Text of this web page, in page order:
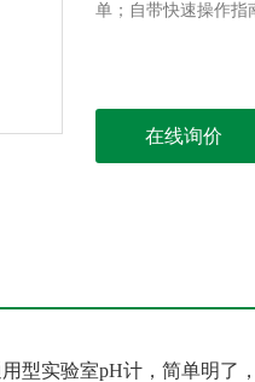
单；自带快速操作指
在线询价
型实验室pH计，简单明了